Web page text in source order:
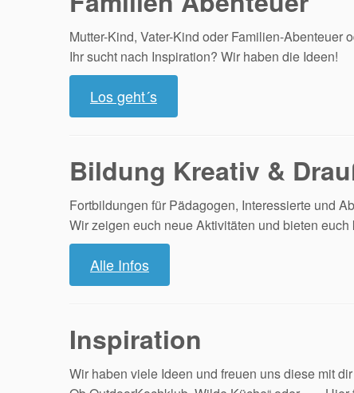
Mutter-Kind, Vater-Kind oder Familien-Abenteuer
Ihr sucht nach Inspiration? Wir haben die Ideen!
Los geht´s
Bildung Kreativ &
Fortbildungen für Pädagogen, Interessierte und
Wir zeigen euch neue Aktivitäten und bieten
Alle Infos
Inspiration
Wir haben viele Ideen und freuen uns diese mit